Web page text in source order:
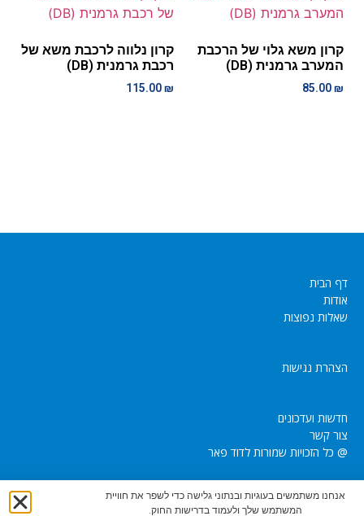
קרון משא גלוי של הרכבת
המערב גרמנית (DB)
85.00₪
קרון נלווה לרכבת משא של
רכבת גרמנית (DB)
115.00₪
דף הבית
אודות
שאלות נפוצות
הצהרת נגישות
חדשות ועדכונים
צור קשר
@ כל הזכויות שמורות לדוד פאר
אנחנו משתמשים בעוגיות ובנתוני גלישה כדי לשפר את חוויית
המשתמש שלך ולעמוד בדרישות החוק.